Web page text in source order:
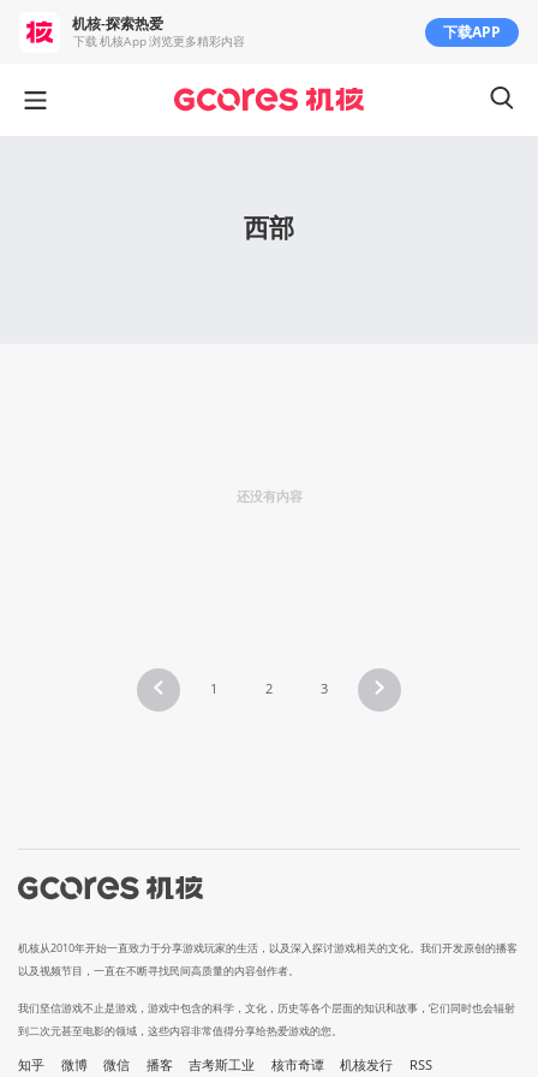
西部
还没有内容
1 2 3
机核从2010年开始一直致力于分享游戏玩家的生活，以及深入探讨游戏相关的文化。我们开发原创的播客
以及视频节目，一直在不断寻找民间高质量的内容创作者。
我们坚信游戏不止是游戏，游戏中包含的科学，文化，历史等各个层面的知识和故事，它们同时也会辐射
到二次元甚至电影的领域，这些内容非常值得分享给热爱游戏的您。
知乎 微博 微信 播客 吉考斯工业 核市奇谭 机核发行 RSS
机核-探索热爱
下载 机核App 浏览更多精彩内容 下载APP